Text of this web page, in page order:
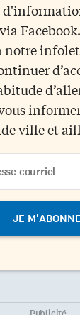
notre
ville et